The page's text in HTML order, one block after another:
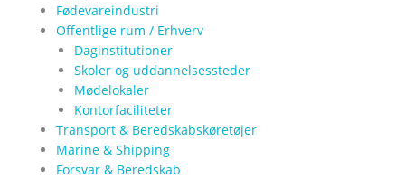
Fødevareindustri
Offentlige rum / Erhverv
Daginstitutioner
Skoler og uddannelsessteder
Mødelokaler
Kontorfaciliteter
Transport & Beredskabskøretøjer
Marine & Shipping
Forsvar & Beredskab